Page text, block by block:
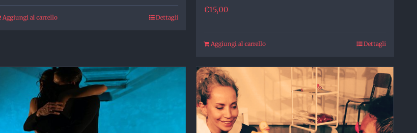
Aggiungi al carrello Dettagli
€15,00
Aggiungi al carrello Dettagli